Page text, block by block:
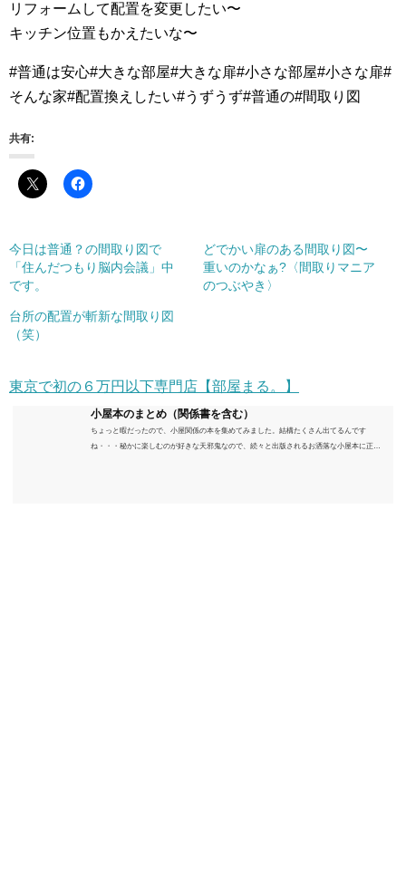
リフォームして配置を変更したい〜
キッチン位置もかえたいな〜
#普通は安心#大きな部屋#大きな扉#小さな部屋#小さな扉#
そんな家#配置換えしたい#うずうず#普通の#間取り図
共有:
今日は普通？の間取り図で
「住んだつもり脳内会議」中
です。
どでかい扉のある間取り図〜
重いのかなぁ?〈間取りマニア
のつぶやき〉
台所の配置が斬新な間取り図
（笑）
東京で初の６万円以下専門店【部屋まる。】
小屋本のまとめ（関係書を含む）
ちょっと暇だったので、小屋関係の本を集めてみました。結構たくさん出てるんです
ね・・・秘かに楽しむのが好きな天邪鬼なので、続々と出版されるお洒落な小屋本に正直